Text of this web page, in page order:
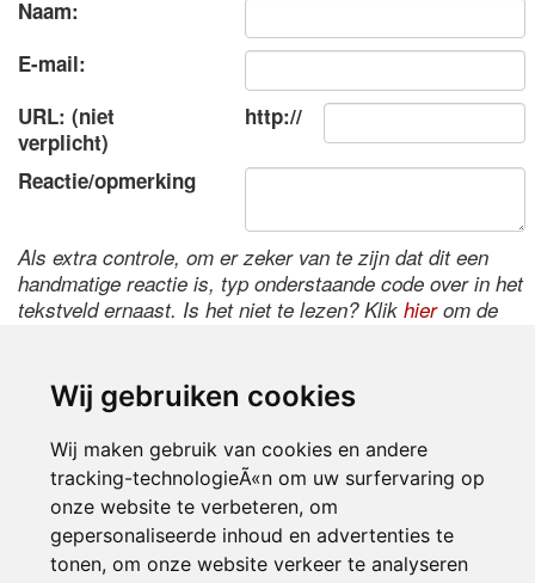
Wij gebruiken cookies
Wij maken gebruik van cookies en andere
tracking-technologieÃ«n om uw surfervaring op
onze website te verbeteren, om
gepersonaliseerde inhoud en advertenties te
tonen, om onze website verkeer te analyseren
Naam:
E-mail:
URL: (niet
verplicht)
http://
Reactie/opmerking
Als extra controle, om er zeker van te zijn dat dit een
handmatige reactie is, typ onderstaande code over in het
tekstveld ernaast. Is het niet te lezen? Klik hierom de